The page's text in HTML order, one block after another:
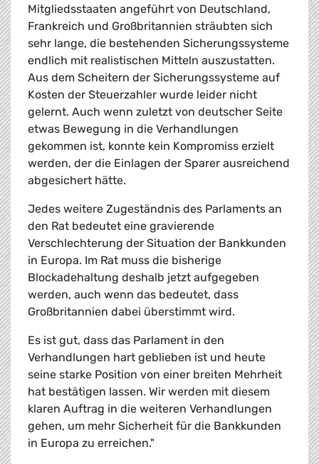
Mitgliedsstaaten angeführt von Deutschland,
Frankreich und Großbritannien sträubten sich
sehr lange, die bestehenden Sicherungssysteme
endlich mit realistischen Mitteln auszustatten.
Aus dem Scheitern der Sicherungssysteme auf
Kosten der Steuerzahler wurde leider nicht
gelernt. Auch wenn zuletzt von deutscher Seite
etwas Bewegung in die Verhandlungen
gekommen ist, konnte kein Kompromiss erzielt
werden, der die Einlagen der Sparer ausreichend
abgesichert hätte.
Jedes weitere Zugeständnis des Parlaments an
den Rat bedeutet eine gravierende
Verschlechterung der Situation der Bankkunden
in Europa. Im Rat muss die bisherige
Blockadehaltung deshalb jetzt aufgegeben
werden, auch wenn das bedeutet, dass
Großbritannien dabei überstimmt wird.
Es ist gut, dass das Parlament in den
Verhandlungen hart geblieben ist und heute
seine starke Position von einer breiten Mehrheit
hat bestätigen lassen. Wir werden mit diesem
klaren Auftrag in die weiteren Verhandlungen
gehen, um mehr Sicherheit für die Bankkunden
in Europa zu erreichen."